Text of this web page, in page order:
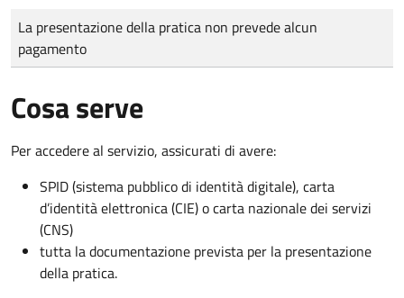
Tipo di pagamento
Importo
La presentazione della pratica non prevede alcun
pagamento
Cosa serve
Per accedere al servizio, assicurati di avere:
SPID (sistema pubblico di identità digitale), carta
d’identità elettronica (CIE) o carta nazionale dei servizi
(CNS)
tutta la documentazione prevista per la presentazione
della pratica.